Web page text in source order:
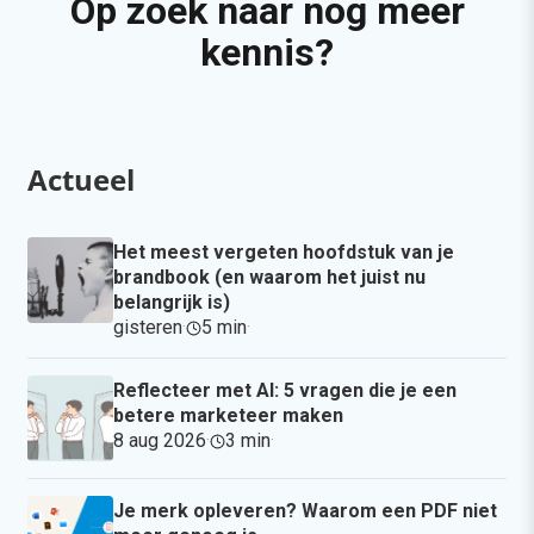
Op zoek naar nog meer
kennis?
Actueel
Het meest vergeten hoofdstuk van je
brandbook (en waarom het juist nu
belangrijk is)
gisteren· 5 min·
Reflecteer met AI: 5 vragen die je een
betere marketeer maken
8 aug 2026· 3 min·
Je merk opleveren? Waarom een PDF niet